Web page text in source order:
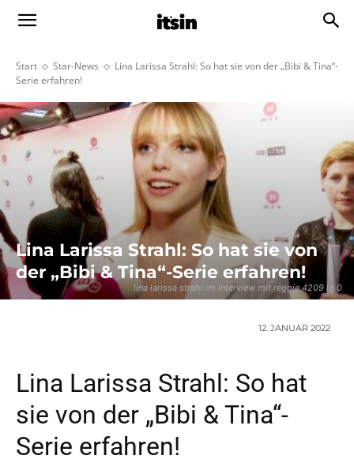
Start Star-News
Lina Larissa Strahl: So hat sie von der „Bibi & Tina“-
Serie erfahren!
lina larissa strahl im interview mit reggie 4209 lg 0
Lina Larissa Strahl: So hat sie von
der „Bibi & Tina“-Serie erfahren!
12. JANUAR 2022
Lina Larissa Strahl: So hat
sie von der „Bibi & Tina“-
Serie erfahren!